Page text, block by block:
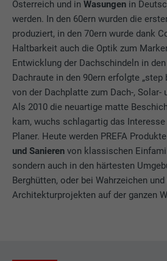
Österreich und inWasungen in
werden. In den 60ern wurden die
produziert, in den 70ern wurde dank
Haltbarkeit auch die Optik zum
Entwicklung der Dachschindeln in
Dachraute in den 90ern erfolgte „step
von der Dachplatte zum Dach-, Solar-
Als 2010 die neuartige matte
kam, wuchs schlagartig das
Planer. Heute werden PREFA
und Sanieren von klassischen
sondern auch in den härtesten
Berghütten, oder bei Wahrzeichen und
Architekturprojekten auf der ganzen